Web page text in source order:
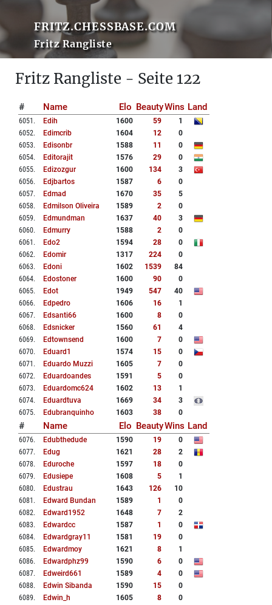
FRITZ.CHESSBASE.COM
Fritz Rangliste
Fritz Rangliste - Seite 122
# Name Elo BeautyWins Land
6051 . Edih 1600 59
1
6052. Edimcrib 1604 12
0
6053. Edisonbr 1588 11
0
6054. Editorajit 1576 29
0
6055. Edizozgur 1600 134
3
6056. Edjbartos 1587 6
0
6057. Edmad 1670 35
5
6058. Edmilson Oliveira 1589 2
0
6059. Edmundman 1637 40
3
6060. Edmurry 1588 2
0
6061 . Edo2 1594 28
0
6062. Edomir 1317 224
0
6063. Edoni 1602 1539
84
6064. Edostoner 1600 90
0
6065. Edot 1949 547
40
6066. Edpedro 1606 16
1
6067. Edsanti66 1600 8
0
6068. Edsnicker 1560 61
4
6069. Edtownsend 1600 7
0
6070. Eduard1 1574 15
0
6071 . Eduardo Muzzi 1605 7
0
6072. Eduardoandes 1591 5
0
6073. Eduardomc624 1602 13
1
6074. Eduardtuva 1669 34
3
6075. Edubranquinho 1603 38 0
# Name Elo BeautyWins Land
6076. Edubthedude 1590 19
0
6077. Edug 1621 28
2
6078. Eduroche 1597 18
0
6079. Edusiepe 1608 5
1
6080. Edustrau 1643 126
10
6081 . Edward Bundan 1589 1
0
6082. Edward1952 1648 7
2
6083. Edwardcc 1587 1
0
6084. Edwardgray11 1581 19
0
6085. Edwardmoy 1621 8
1
6086. Edwardphz99 1590 6
0
6087. Edweird661 1589 4
0
6088. Edwin Sibanda 1590 15
0
6089. Edwin_h 1605 8
0